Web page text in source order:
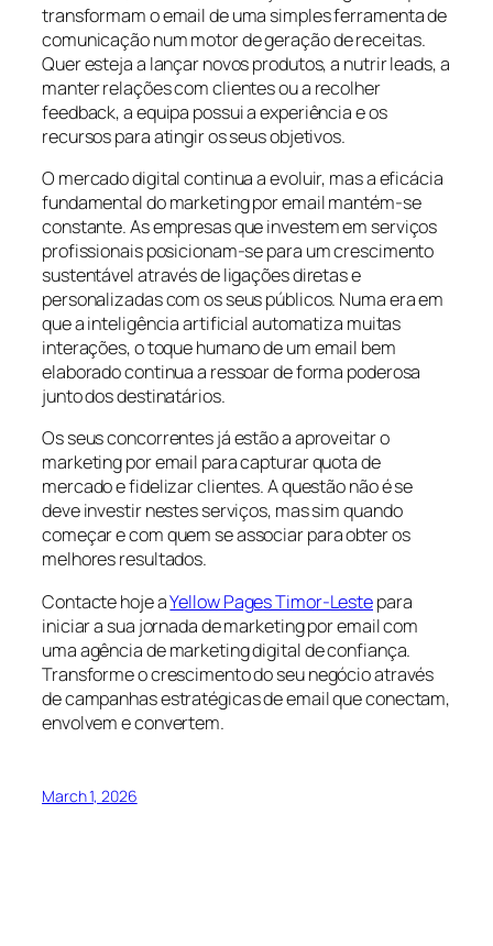
transformam o email de uma simples ferramenta de
comunicação num motor de geração de receitas.
Quer esteja a lançar novos produtos, a nutrir leads, a
manter relações com clientes ou a recolher
feedback, a equipa possui a experiência e os
recursos para atingir os seus objetivos.
O mercado digital continua a evoluir, mas a eficácia
fundamental do marketing por email mantém-se
constante. As empresas que investem em serviços
profissionais posicionam-se para um crescimento
sustentável através de ligações diretas e
personalizadas com os seus públicos. Numa era em
que a inteligência artificial automatiza muitas
interações, o toque humano de um email bem
elaborado continua a ressoar de forma poderosa
junto dos destinatários.
Os seus concorrentes já estão a aproveitar o
marketing por email para capturar quota de
mercado e fidelizar clientes. A questão não é se
deve investir nestes serviços, mas sim quando
começar e com quem se associar para obter os
melhores resultados.
Contacte hoje aYellow Pages Timor-Lestepara
iniciar a sua jornada de marketing por email com
uma agência de marketing digital de confiança.
Transforme o crescimento do seu negócio através
de campanhas estratégicas de email que conectam,
envolvem e convertem.
March 1, 2026